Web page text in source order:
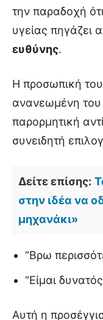
την παραδοχή
υγείας πηγάζει
ευθύνης.
Η προσωπική
ανανεωμένη του
παρορμητική
συνειδητή
Δείτε επίσης:
στην ιδέα να
μηχανάκι»
“Βρω
“Είμαι
Αυτή η